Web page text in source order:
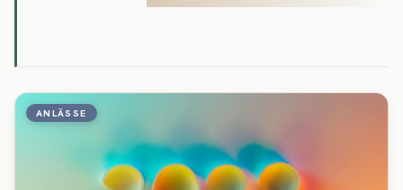
ANLÄSSE